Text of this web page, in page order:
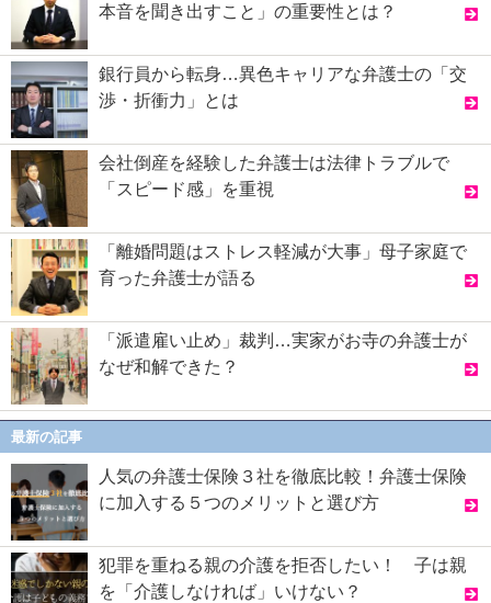
本音を聞き出すこと」の重要性とは？
銀行員から転身…異色キャリアな弁護士の「交
渉・折衝力」とは
会社倒産を経験した弁護士は法律トラブルで
「スピード感」を重視
「離婚問題はストレス軽減が大事」母子家庭で
育った弁護士が語る
「派遣雇い止め」裁判…実家がお寺の弁護士が
なぜ和解できた？
最新の記事
人気の弁護士保険３社を徹底比較！弁護士保険
に加入する５つのメリットと選び方
犯罪を重ねる親の介護を拒否したい！ 子は親
を「介護しなければ」いけない？